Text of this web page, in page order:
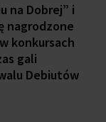
na Dobrej” i
nagrodzone
konkursach
gali
Debiutów